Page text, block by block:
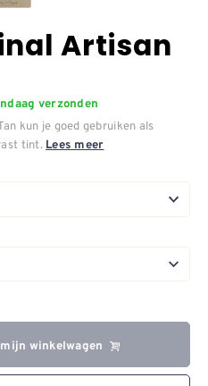
Artisan
verzonden
kun je goed gebruiken als
tint. Lees meer
winkelwagen